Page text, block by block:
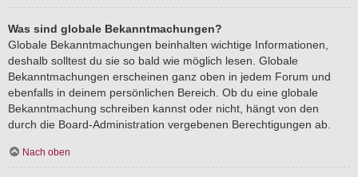
Was sind globale Bekanntmachungen?
Globale Bekanntmachungen beinhalten wichtige Informationen,
deshalb solltest du sie so bald wie möglich lesen. Globale
Bekanntmachungen erscheinen ganz oben in jedem Forum und
ebenfalls in deinem persönlichen Bereich. Ob du eine globale
Bekanntmachung schreiben kannst oder nicht, hängt von den
durch die Board-Administration vergebenen Berechtigungen ab.
Nach oben